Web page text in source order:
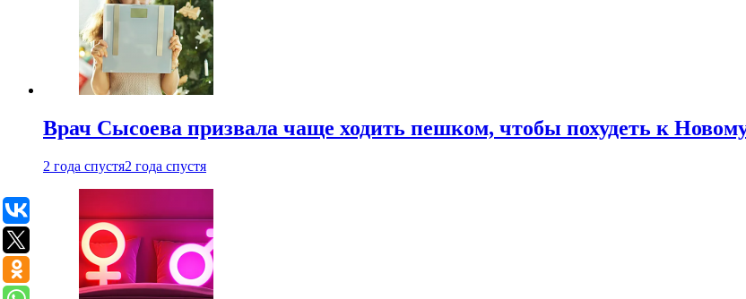
Врач Сысоева призвала чаще ходить пешком, чтобы похудеть к
2 года спустя2 года спустя